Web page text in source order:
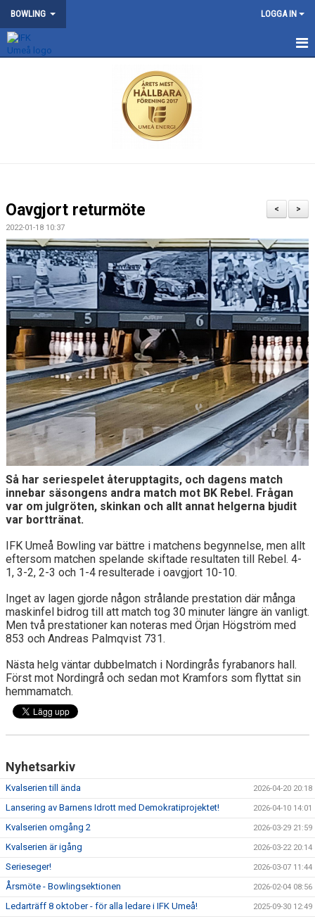
BOWLING LOGGA IN
>
<
Oavgjort returmöte
2022-01-18 10:37
Så har seriespelet återupptagits, och dagens match
innebar säsongens andra match mot BK Rebel. Frågan
var om julgröten, skinkan och allt annat helgerna bjudit
var borttränat.
IFK Umeå Bowling var bättre i matchens begynnelse, men allt
eftersom matchen spelande skiftade resultaten till Rebel. 4-
1, 3-2, 2-3 och 1-4 resulterade i oavgjort 10-10.
Inget av lagen gjorde någon strålande prestation där många
maskinfel bidrog till att match tog 30 minuter längre än vanligt.
Men två prestationer kan noteras med Örjan Högström med
853 och Andreas Palmqvist 731.
Nästa helg väntar dubbelmatch i Nordingrås fyrabanors hall.
Först mot Nordingrå och sedan mot Kramfors som flyttat sin
hemmamatch.
Nyhetsarkiv
Kvalserien till ända 2026-04-20 20:18
Lansering av Barnens Idrott med Demokratiprojektet! 2026-04-10 14:01
Kvalserien omgång 2 2026-03-29 21:59
Kvalserien är igång 2026-03-22 20:14
Serieseger! 2026-03-07 11:44
Årsmöte - Bowlingsektionen 2026-02-04 08:56
Ledarträff 8 oktober - för alla ledare i IFK Umeå! 2025-09-30 12:49